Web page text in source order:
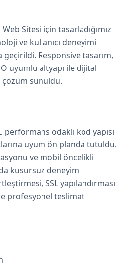
Sitesi için tasarladığımız
ve kullanıcı deneyimi
geçirildi. Responsive tasarım,
uyumlu altyapı ile dijital
çözüm sunuldu.
odaklı kod yapısı
uyum ön planda tutuldu.
ve mobil öncelikli
kusursuz deneyim
SSL yapılandırması
profesyonel teslimat